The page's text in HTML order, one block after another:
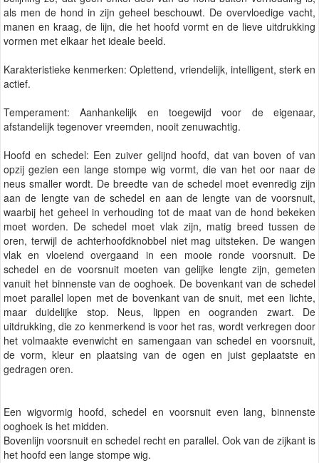
als men de hond in zijn geheel beschouwt. De overvloedige vacht,
manen en kraag, de lijn, die het hoofd vormt en de lieve uitdrukking
vormen met elkaar het ideale beeld.
Karakteristieke kenmerken: Oplettend, vriendelijk, intelligent, sterk en
actief.
Temperament: Aanhankelijk en toegewijd voor de eigenaar,
afstandelijk tegenover vreemden, nooit zenuwachtig.
Hoofd en schedel: Een zuiver gelijnd hoofd, dat van boven of van
opzij gezien een lange stompe wig vormt, die van het oor naar de
neus smaller wordt. De breedte van de schedel moet evenredig zijn
aan de lengte van de schedel en aan de lengte van de voorsnuit,
waarbij het geheel in verhouding tot de maat van de hond bekeken
moet worden. De schedel moet vlak zijn, matig breed tussen de
oren, terwijl de achterhoofdknobbel niet mag uitsteken. De wangen
vlak en vloeiend overgaand in een mooie ronde voorsnuit. De
schedel en de voorsnuit moeten van gelijke lengte zijn, gemeten
vanuit het binnenste van de ooghoek. De bovenkant van de schedel
moet parallel lopen met de bovenkant van de snuit, met een lichte,
maar duidelijke stop. Neus, lippen en oogranden zwart. De
uitdrukking, die zo kenmerkend is voor het ras, wordt verkregen door
het volmaakte evenwicht en samengaan van schedel en voorsnuit,
de vorm, kleur en plaatsing van de ogen en juist geplaatste en
gedragen oren.
Een wigvormig hoofd, schedel en voorsnuit even lang, binnenste
ooghoek is het midden.
Bovenlijn voorsnuit en schedel recht en parallel. Ook van de zijkant is
het hoofd een lange stompe wig.